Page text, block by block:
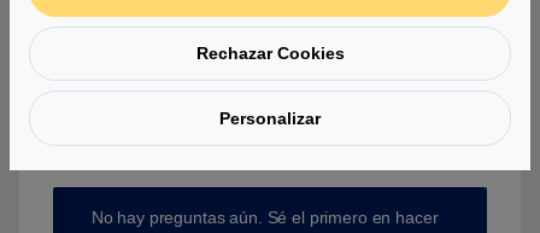
Preguntas y respuestas de los
usuarios sobre este producto
No hay preguntas aún. Sé el primero en hacer
Rechazar Cookies
Personalizar